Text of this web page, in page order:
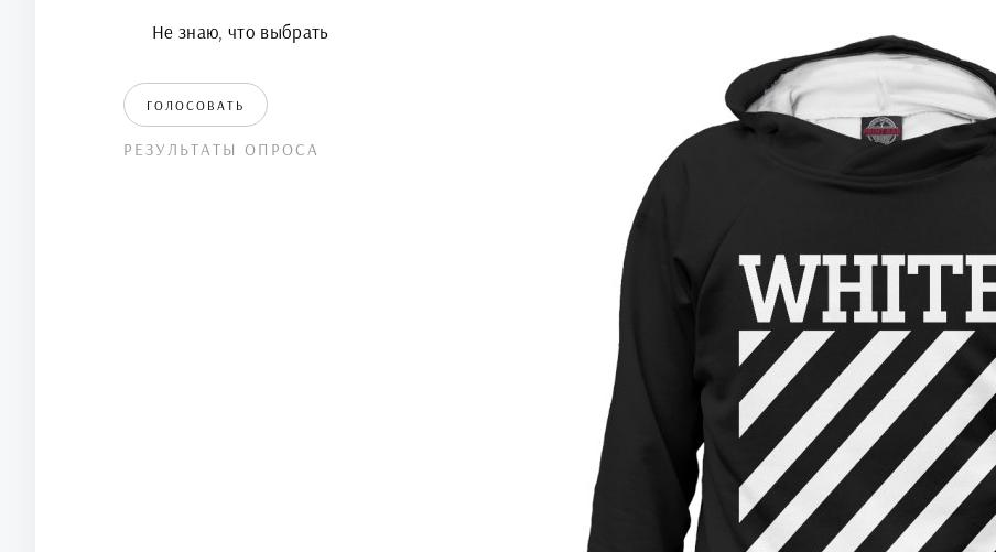
Не знаю, что выбрать
ГОЛОСОВАТЬ
РЕЗУЛЬТАТЫ ОПРОСА